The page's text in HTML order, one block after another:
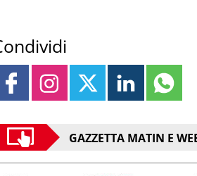
GAZZETTA MATIN E